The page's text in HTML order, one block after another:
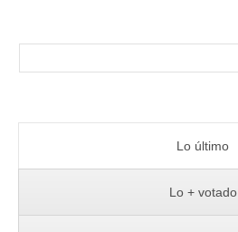
Lo último
Lo + votado